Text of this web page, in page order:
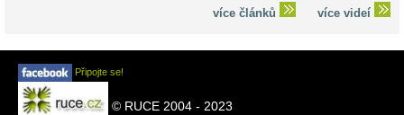
více článků více videí
Připojte se!
© RUCE 2004 - 2023